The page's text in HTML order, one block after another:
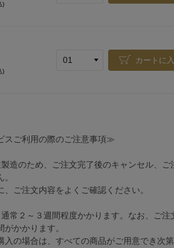
)
)
カートに
スご利用の際のご注意事項≫
造のため、ご注文完了後のキャンセル、ご
ご注文内容をよくご確認ください。
常２～３週間程度かかります。なお、ご注
かかります。
入の場合は、すべての商品がご用意でき次